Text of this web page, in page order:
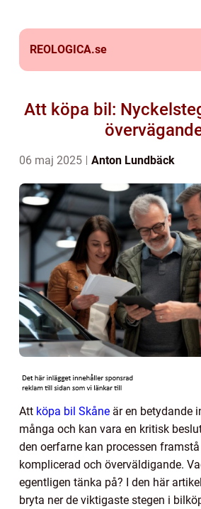
REOLOGICA.se
Att köpa bil:
06 maj 2025 Anton Lundbäck
Att köpa bil Skåne är en betydande
många och kan vara en kritisk
den oerfarne kan processen
komplicerad och överväldigande.
egentligen tänka på? I den här
bryta ner de viktigaste stegen i